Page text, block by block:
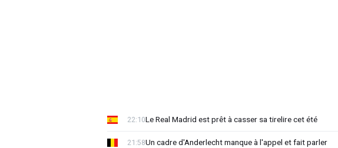
Le Real Madrid est prêt à casser sa tirelire cet été
22:10
Un cadre d'Anderlecht manque à l'appel et fait parler
21:58